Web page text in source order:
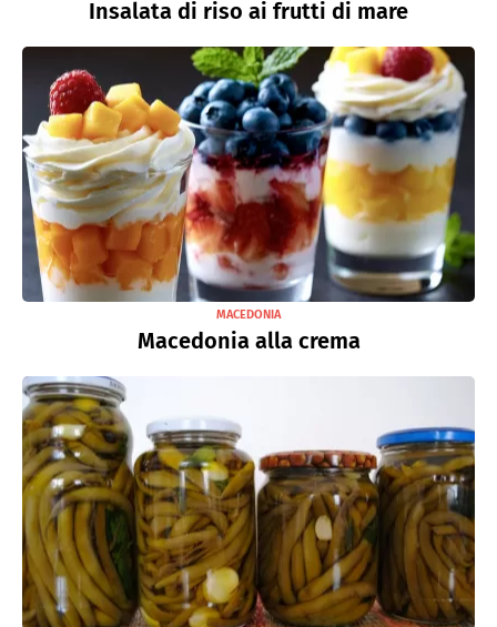
Insalata di riso ai frutti di mare
MACEDONIA
Macedonia alla crema